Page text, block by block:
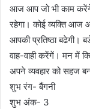
आज आप जो भी काम
रहेगा। कोई व्यक्ति आज
आपकी प्रतिष्ठा बढेगी।
वाह-वाही करेंगें। मन में
अपने व्यवहार को सहज
शुभ रंग- बैंगनी
शुभ अंक- 3